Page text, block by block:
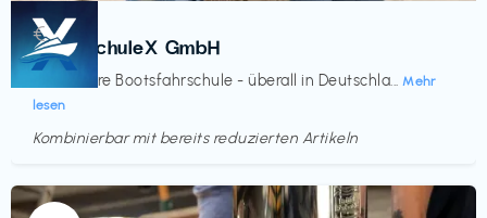
Kurse
BootsschuleX GmbH
Deine faire Bootsfahrschule - überall in Deutschla... Mehr
lesen
€‎
Kombinierbar mit bereits reduzierten Artikeln